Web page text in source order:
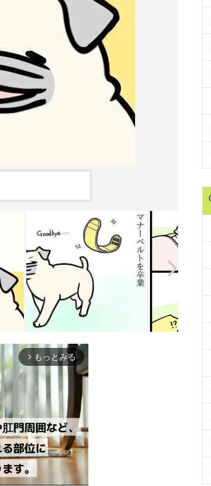
arrow_forward_ios もっとみる